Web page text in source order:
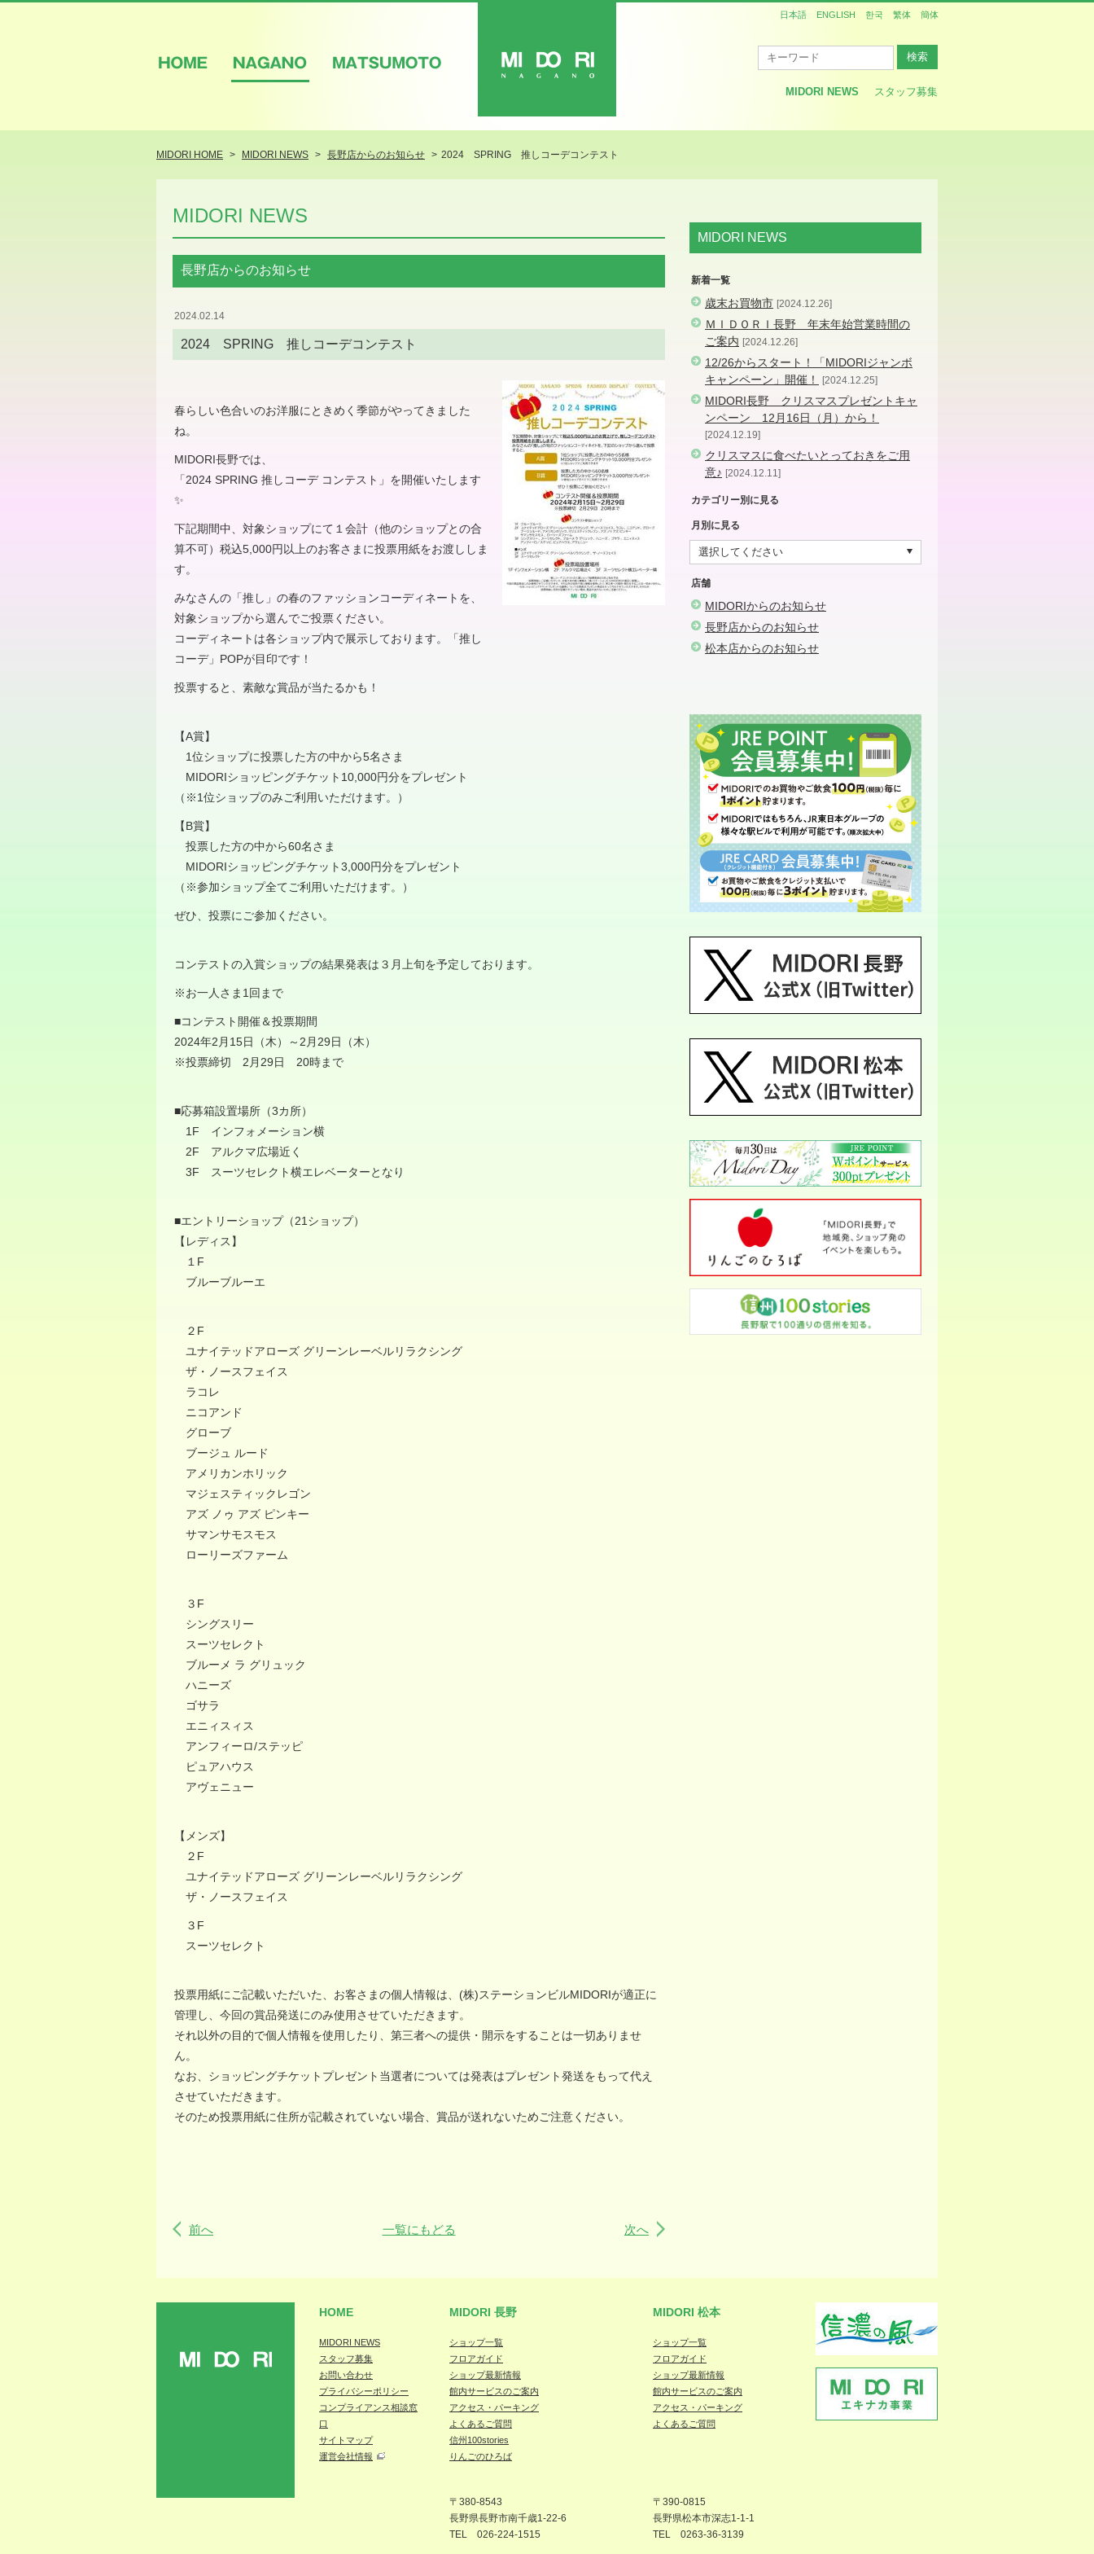
MIDORI NEWS
スタッフ募集
日本語 ENGLISH 한국 繁体 簡体
MIDORI HOME MIDORI NEWS 長野店からのお知らせ 2024 SPRING 推しコーデコンテスト
MIDORI NEWS
長野店からのお知らせ
2024.02.14
2024 SPRING 推しコーデコンテスト
春らしい色合いのお洋服にときめく季節がやってきました
ね。
MIDORI長野では、
「2024 SPRING 推しコーデ コンテスト」を開催いたします
✨
下記期間中、対象ショップにて１会計（他のショップとの合
算不可）税込5,000円以上のお客さまに投票用紙をお渡ししま
す。
みなさんの「推し」の春のファッションコーディネートを、
対象ショップから選んでご投票ください。
コーディネートは各ショップ内で展示しております。「推し
コーデ」POPが目印です！
投票すると、素敵な賞品が当たるかも！
【A賞】
1位ショップに投票した方の中から5名さま
MIDORIショッピングチケット10,000円分をプレゼント
（※1位ショップのみご利用いただけます。）
【B賞】
投票した方の中から60名さま
MIDORIショッピングチケット3,000円分をプレゼント
（※参加ショップ全てご利用いただけます。）
ぜひ、投票にご参加ください。
コンテストの入賞ショップの結果発表は３月上旬を予定しております。
※お一人さま1回まで
■コンテスト開催＆投票期間
2024年2月15日（木）～2月29日（木）
※投票締切 2月29日 20時まで
■応募箱設置場所（3カ所）
1F インフォメーション横
2F アルクマ広場近く
3F スーツセレクト横エレベーターとなり
■エントリーショップ（21ショップ）
【レディス】
１F
ブルーブルーエ
２F
ユナイテッドアローズ グリーンレーベルリラクシング
ザ・ノースフェイス
ラコレ
ニコアンド
グローブ
ブージュ ルード
アメリカンホリック
マジェスティックレゴン
アズ ノゥ アズ ピンキー
サマンサモスモス
ローリーズファーム
３F
シングスリー
スーツセレクト
ブルーメ ラ グリュック
ハニーズ
ゴサラ
エニィスィス
アンフィーロ/ステッピ
ピュアハウス
アヴェニュー
【メンズ】
２F
ユナイテッドアローズ グリーンレーベルリラクシング
ザ・ノースフェイス
３F
スーツセレクト
投票用紙にご記載いただいた、お客さまの個人情報は、(株)ステーションビルMIDORIが適正に
管理し、今回の賞品発送にのみ使用させていただきます。
それ以外の目的で個人情報を使用したり、第三者への提供・開示をすることは一切ありませ
ん。
なお、ショッピングチケットプレゼント当選者については発表はプレゼント発送をもって代え
させていただきます。
そのため投票用紙に住所が記載されていない場合、賞品が送れないためご注意ください。
前へ 一覧にもどる 次へ
MIDORI NEWS
新着一覧
歳末お買物市 2024.12.26
ＭＩＤＯＲＩ長野 年末年始営業時間の
ご案内 2024.12.26
12/26からスタート！「MIDORIジャンボ
キャンペーン」開催！
2024.12.25
MIDORI長野 クリスマスプレゼントキャ
ンペーン 12月16日（月）から！
2024.12.19
クリスマスに食べたいとっておきをご用
意♪ 2024.12.11
カテゴリー別に見る
月別に見る
店舗
MIDORIからのお知らせ
長野店からのお知らせ
松本店からのお知らせ
HOME
MIDORI NEWS
スタッフ募集
お問い合わせ
プライバシーポリシー
コンプライアンス相談窓
口
サイトマップ
運営会社情報
MIDORI 長野
ショップ一覧
フロアガイド
ショップ最新情報
館内サービスのご案内
アクセス・パーキング
よくあるご質問
信州100stories
りんごのひろば
〒380-8543
長野県長野市南千歳1-22-6
TEL 026-224-1515
MIDORI 松本
ショップ一覧
フロアガイド
ショップ最新情報
館内サービスのご案内
アクセス・パーキング
よくあるご質問
〒390-0815
長野県松本市深志1-1-1
TEL 0263-36-3139